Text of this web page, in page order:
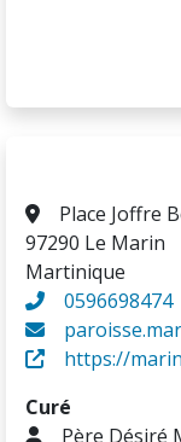
Place Joffre
97290 Le Marin
Martinique
0596698474
https://
Curé
Père Désiré